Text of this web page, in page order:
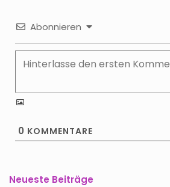
Abonnieren
0 KOMMENTARE
Neueste Beiträge